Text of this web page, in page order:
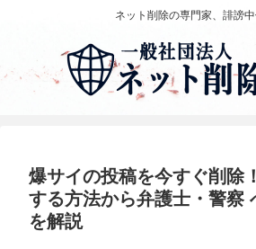
ネット削除の専門家、誹謗
爆サイの投稿を今すぐ削除
する方法から弁護士・警察
を解説